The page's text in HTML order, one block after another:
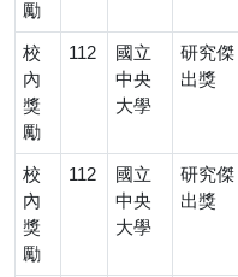
勵
校
內
獎
勵
112
國立
中央
大學
研究傑
出獎
校
內
獎
勵
112
國立
中央
大學
研究傑
出獎